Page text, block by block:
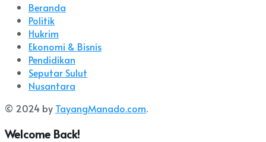
Beranda
Politik
Hukrim
Ekonomi & Bisnis
Pendidikan
Seputar Sulut
Nusantara
© 2024 by TayangManado.com.
Welcome Back!